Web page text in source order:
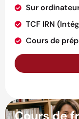
Sur
TCF IRN
Cours de